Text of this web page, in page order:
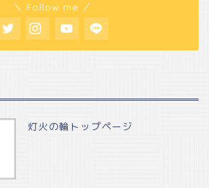
＼ Follow me ／
灯火の輪トップページ